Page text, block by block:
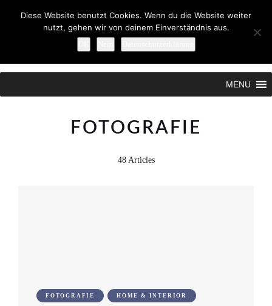
MENU
FOTOGRAFIE
48 Articles
FOTOGRAFIE HOME & INTERIOR
Diese Website benutzt Cookies. Wenn du die Website weiter
nutzt, gehen wir von deinem Einverständnis aus.